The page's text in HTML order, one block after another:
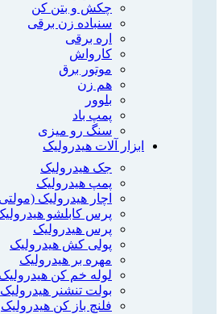
چکش و بتن کن
سنباده زن برقی
اره برقی
کارواش
موتور برق
هم زن
بلوور
پمپ باد
سنگ رو میزی
ابزار آلات هیدرولیک
جک هیدرولیک
پمپ هیدرولیک
اچار هیدرولیک
پرس کابلشو
پرس هیدرولیک
پولی کش هیدرولیک
مهره بر هیدرولیک
لوله خم کن هیدرولیک
بولت تنشنر هیدرولیک
فلنچ باز کن هیدرولیک